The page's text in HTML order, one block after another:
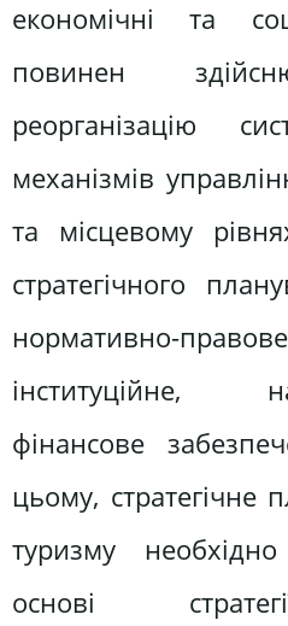
економічні та
повинен
реорганізацію
механізмів
та місцевому
стратегічного
нормативно-
інституційне,
фінансове
цьому, стратегічне
туризму
основі